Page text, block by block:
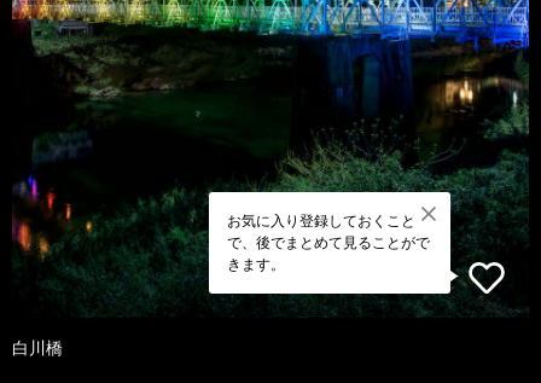
お気に入り登録しておくこと
で、後でまとめて見ることがで
きます。
白川橋